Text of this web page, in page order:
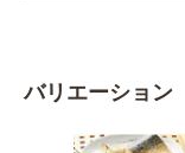
バリエーション